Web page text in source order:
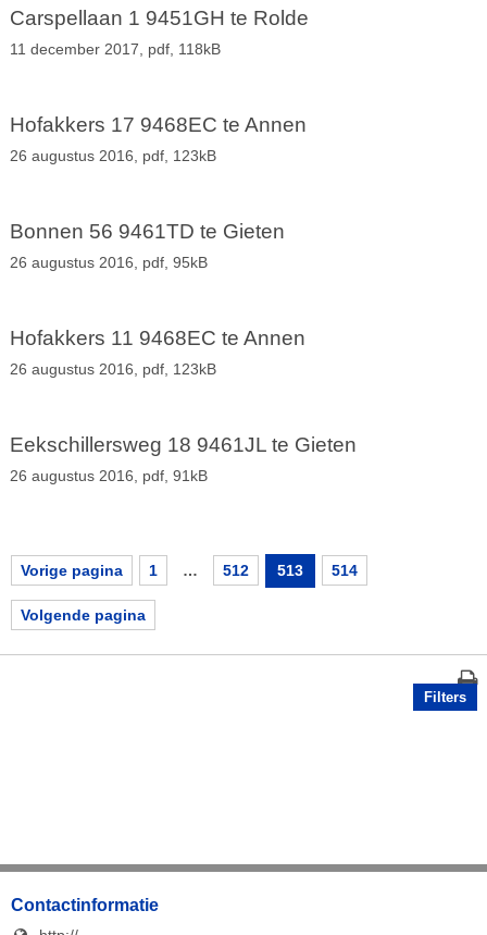
Carspellaan 1 9451GH te Rolde
11 december 2017, pdf, 118kB
Hofakkers 17 9468EC te Annen
26 augustus 2016, pdf, 123kB
Bonnen 56 9461TD te Gieten
26 augustus 2016, pdf, 95kB
Hofakkers 11 9468EC te Annen
26 augustus 2016, pdf, 123kB
Eekschillersweg 18 9461JL te Gieten
26 augustus 2016, pdf, 91kB
Vorige pagina 1 … 512 513 514
Volgende pagina
Filters
Contactinformatie